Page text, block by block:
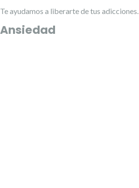
Te ayudamos a liberarte de tus adicciones.
Ansiedad